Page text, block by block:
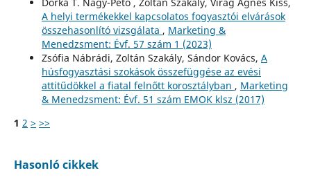
A helyi termékekkel kapcsolatos fogyasztói elvárások
összehasonlító vizsgálata , Marketing &
Menedzsment: Évf. 57 szám 1 (2023)
Zsófia Nábrádi, Zoltán Szakály, Sándor Kovács, A
húsfogyasztási szokások összefüggése az evési
attitűdökkel a fiatal felnőtt korosztályban , Marketing
& Menedzsment: Évf. 51 szám EMOK klsz (2017)
1 2 > >>
Hasonló cikkek